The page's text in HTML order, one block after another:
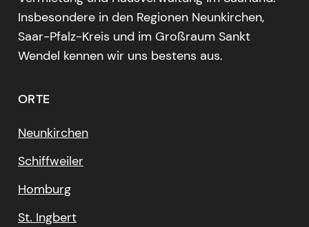
Insbesondere in den Regionen Neunkirchen,
Saar-Pfalz-Kreis und im Großraum Sankt
Wendel kennen wir uns bestens aus.
ORTE
Neunkirchen
Schiffweiler
Homburg
St. Ingbert